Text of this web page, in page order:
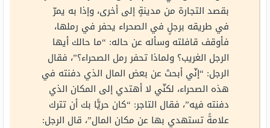
بقصد التجارة من مدينةٍ إلى أخرى، وإذا به يمرّ
في طريقه برجلٍ في الصحراء يحفر في رملها،
فأوقف قافلته وسأله عن حاله: “ما حالك أيها
الرجل الغريب؟ ولماذا تحفر رمل الصحراء؟”، فقال
الرجل: “إنّي أبحث عن بعض المال الذي دفنته في
هذه الصحراء، لكنّي لا أهتدي إلى المكان الذي
دفنته فيه”، فقال التاجر: “كان حريًّا بك أن تترك
علامةً تستهدي بها عن مكان المال”، قال الرجل: